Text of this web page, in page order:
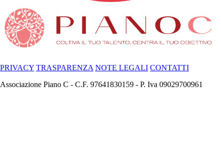
PRIVACY TRASPARENZA NOTE LEGALI CONTATTI
Associazione Piano C - C.F. 97641830159 - P. Iva 09029700961